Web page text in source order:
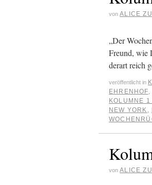
von ALICE
„Der
Freund, wie
derart reich
veröffentlicht in
EHRENHOF,
KOLUMNE
NEW YORK ,
von ALICE